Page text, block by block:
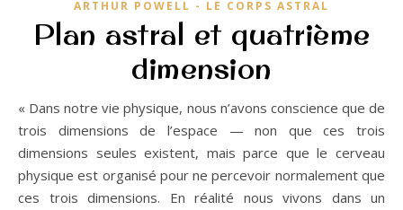
ARTHUR POWELL - LE CORPS ASTRAL
Plan astral et quatrième
dimension
« Dans notre vie physique, nous n’avons conscience que de
trois dimensions de l’espace — non que ces trois
dimensions seules existent, mais parce que le cerveau
physique est organisé pour ne percevoir normalement que
ces trois dimensions. En réalité nous vivons dans un